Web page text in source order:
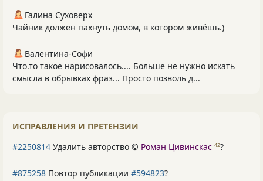
Галина Суховерх
Чайник должен пахнуть домом, в котором живёшь.)
Валентина-Софи
Что.то такое нарисовалось.... Больше не нужно искать
смысла в обрывках фраз... Просто позволь д...
ИСПРАВЛЕНИЯ И ПРЕТЕНЗИИ
#2250814 Удалить авторство © Роман Цивинскас 42?
#875258 Повтор публикации #594823?